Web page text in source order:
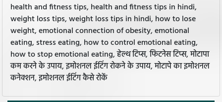
health and fitness tips, health and fitness tips in hindi,
weight loss tips, weight loss tips in hindi, how to lose
weight, emotional connection of obesity, emotional
eating, stress eating, how to control emotional eating,
how to stop emotional eating, हेल्थ टिप्स, फिटनेस टिप्स, मोटापा
कम करने के उपाय, इमोशनल ईटिंग रोकने के उपाय, मोटापे का इमोशनल
कनेक्शन, इमोशनल ईटिंग कैसे रोकें